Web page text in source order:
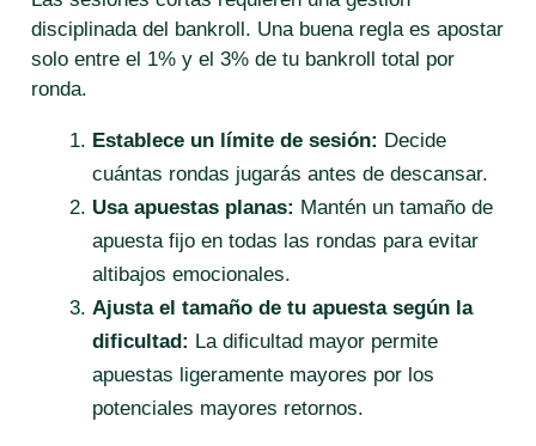
disciplinada del bankroll. Una buena regla es apostar
solo entre el 1% y el 3% de tu bankroll total por
ronda.
Establece un límite de sesión: Decide
cuántas rondas jugarás antes de descansar.
Usa apuestas planas: Mantén un tamaño de
apuesta fijo en todas las rondas para evitar
altibajos emocionales.
Ajusta el tamaño de tu apuesta según la
dificultad: La dificultad mayor permite
apuestas ligeramente mayores por los
potenciales mayores retornos.